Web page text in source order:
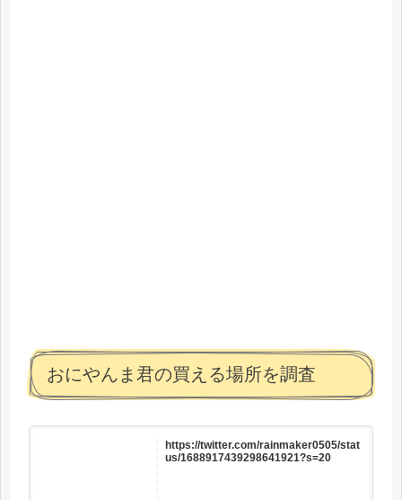
おにやんま君の買える場所を調査
https://twitter.com/rainmaker0505/stat
us/1688917439298641921?s=20